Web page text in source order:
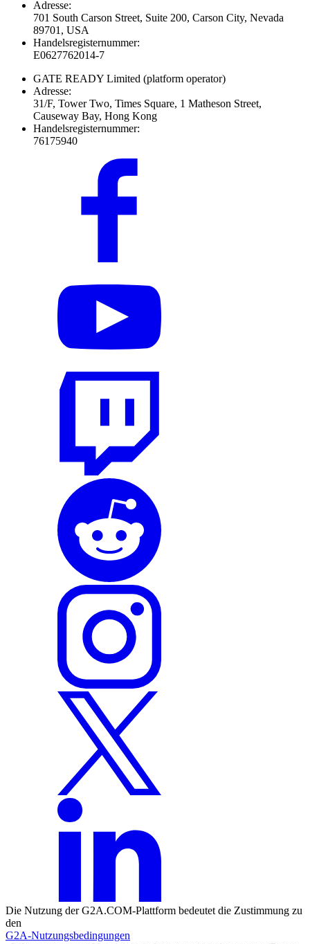
Adresse:
701 South Carson Street, Suite 200, Carson City, Nevada
89701, USA
Handelsregisternummer:
E0627762014-7
GATE READY Limited (platform operator)
Adresse:
31/F, Tower Two, Times Square, 1 Matheson Street,
Causeway Bay, Hong Kong
Handelsregisternummer:
76175940
Die Nutzung der G2A.COM-Plattform bedeutet die Zustimmung zu
den
G2A-Nutzungsbedingungen